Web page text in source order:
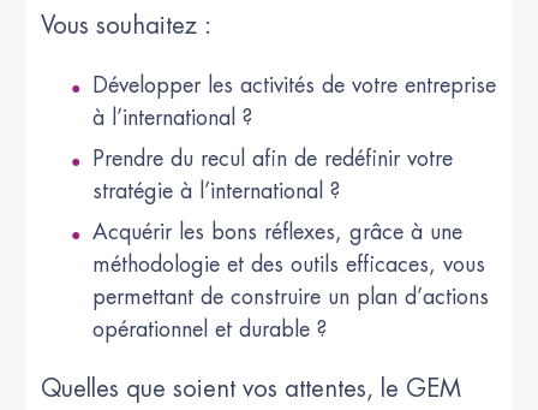
Vous souhaitez :
Développer les activités de votre entreprise
à l’international ?
Prendre du recul afin de redéfinir votre
stratégie à l’international ?
Acquérir les bons réflexes, grâce à une
méthodologie et des outils efficaces, vous
permettant de construire un plan d’actions
opérationnel et durable ?
Quelles que soient vos attentes, le GEM